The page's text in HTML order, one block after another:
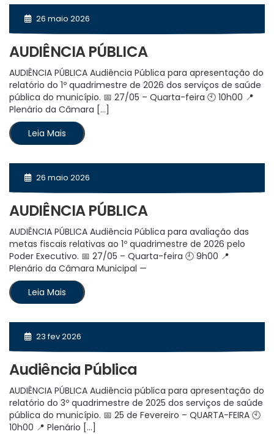
26 maio 2026
AUDIÊNCIA PÚBLICA
AUDIÊNCIA PÚBLICA Audiência Pública para apresentação do
relatório do 1º quadrimestre de 2026 dos serviços de saúde
pública do município. 📅 27/05 – Quarta-feira 🕙 10h00 📍
Plenário da Câmara […]
Leia Mais
26 maio 2026
AUDIÊNCIA PÚBLICA
AUDIÊNCIA PÚBLICA Audiência Pública para avaliação das
metas fiscais relativas ao 1º quadrimestre de 2026 pelo
Poder Executivo. 📅 27/05 – Quarta-feira 🕘 9h00 📍
Plenário da Câmara Municipal —
Leia Mais
23 fev 2026
Audiência Pública
AUDIÊNCIA PÚBLICA Audiência pública para apresentação do
relatório do 3º quadrimestre de 2025 dos serviços de saúde
pública do município. 📅 25 de Fevereiro – QUARTA-FEIRA 🕙
10h00 📍 Plenário […]